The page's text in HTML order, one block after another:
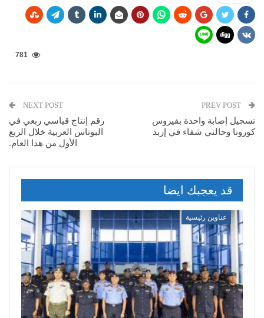
781
تسجيل إصابة واحدة بفيروس
كورونا وحالتي شفاء في إربد
NEXT POST
رقم إنتاج قياسي ربعي في
البوتاس العربية خلال الربع
الأول من هذا العام.
قد يعجبك ايضا
عناوين رئيسية